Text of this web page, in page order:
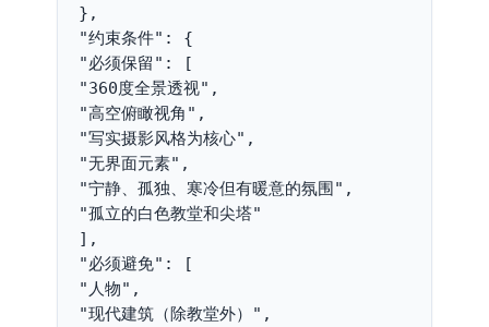
},
"约束条件": {
"必须保留": [
"360度全景透视",
"高空俯瞰视角",
"写实摄影风格为核心",
"无界面元素",
"宁静、孤独、寒冷但有暖意的氛围",
"孤立的白色教堂和尖塔"
],
"必须避免": [
"人物",
"现代建筑（除教堂外）",